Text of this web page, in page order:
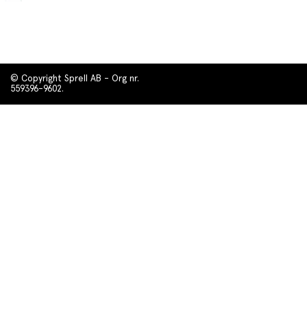
© Copyright Sprell AB - Org nr.
559396-9602.